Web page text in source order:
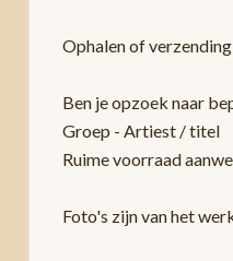
Ophalen of
Ben je opzoek naar
Groep - Artiest / titel
Ruime voorraad
Foto's zijn van het